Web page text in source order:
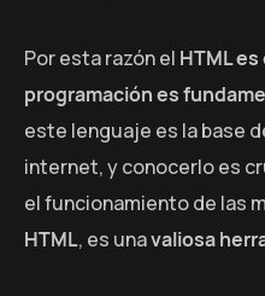
Por esta razón el HTML
programación es
este lenguaje es la base
internet, y conocerlo es
el funcionamiento de las
HTML, es unavaliosa